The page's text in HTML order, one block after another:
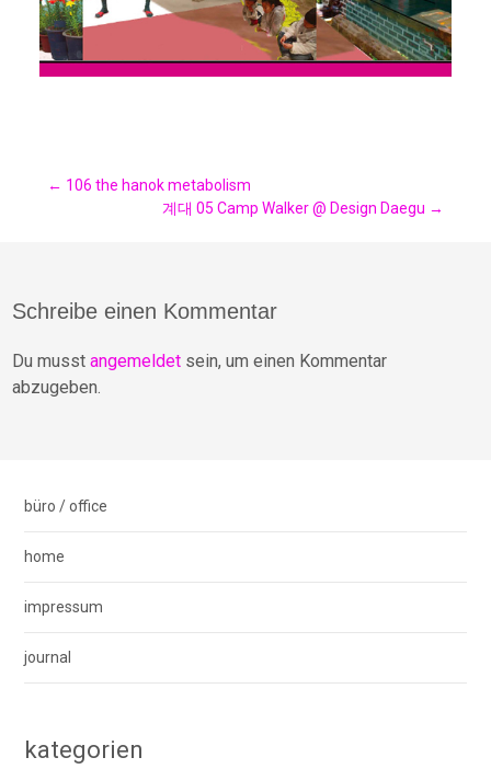
Post
← 106 the hanok metabolism
계대 05 Camp Walker @ Design Daegu →
Schreibe einen Kommentar
Du musstangemeldet sein, um einen Kommentar
abzugeben.
büro / office
home
impressum
journal
kategorien